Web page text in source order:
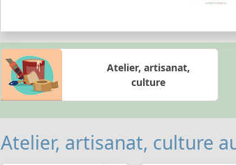
Atelier, artisanat,
culture
Atelier, artisanat, culture